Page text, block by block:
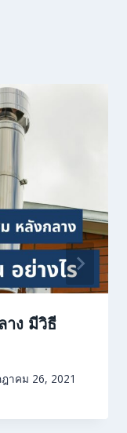
าง มีวิธี
ฎาคม 26, 2021